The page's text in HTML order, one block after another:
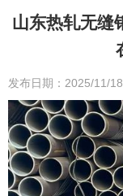
山东热轧无缝
发布日期：2025/11/